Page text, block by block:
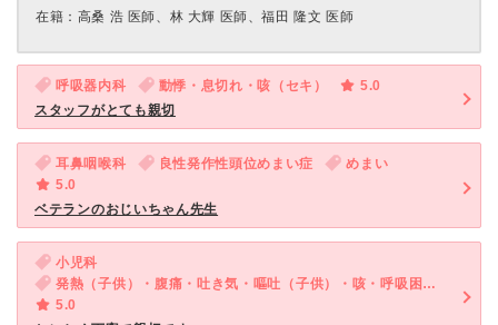
在籍：高桑 浩 医師、林 大輝 医師、福田 隆文 医師
呼吸器内科 動悸・息切れ・咳（セキ）
5.0
スタッフがとても親切
耳鼻咽喉科 良性発作性頭位めまい症
めまい
5.0
ベテランのおじいちゃん先生
小児科
発熱（子供）・腹痛・吐き気・嘔吐（子供）・咳・呼吸困難（子供）・下痢（子供）
5.0